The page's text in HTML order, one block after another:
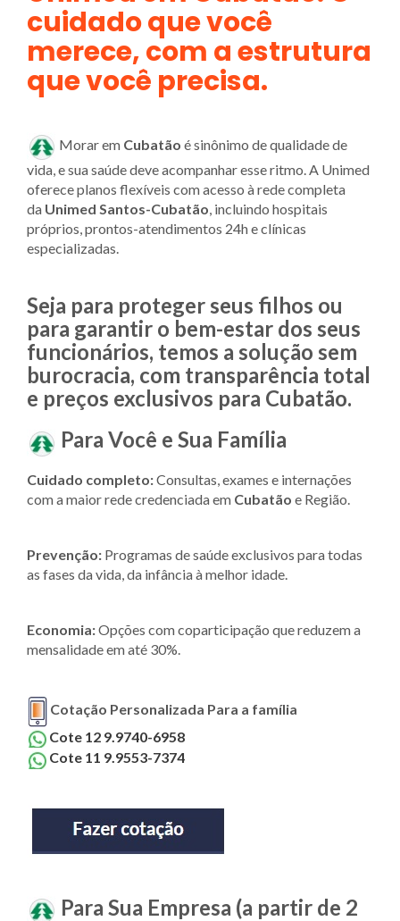
cuidado que você
merece, com a estrutura
que você precisa.
Morar em Cubatão é sinônimo de qualidade de
vida, e sua saúde deve acompanhar esse ritmo. A Unimed
oferece planos flexíveis com acesso à rede completa
da Unimed Santos-Cubatão, incluindo hospitais
próprios, prontos-atendimentos 24h e clínicas
especializadas.
Seja para proteger seus filhos ou
para garantir o bem-estar dos seus
funcionários, temos a solução sem
burocracia, com transparência total
e preços exclusivos para Cubatão.
Para Você e Sua Família
Cuidado completo:Consultas, exames e internações
com a maior rede credenciada em Cubatão e Região.
Prevenção: Programas de saúde exclusivos para todas
as fases da vida, da infância à melhor idade.
Economia:Opções com coparticipação que reduzem a
mensalidade em até 30%.
Cotação Personalizada Para a família
Cote 12 9.9740-6958
Cote 11 9.9553-7374
Para Sua Empresa (a partir de 2